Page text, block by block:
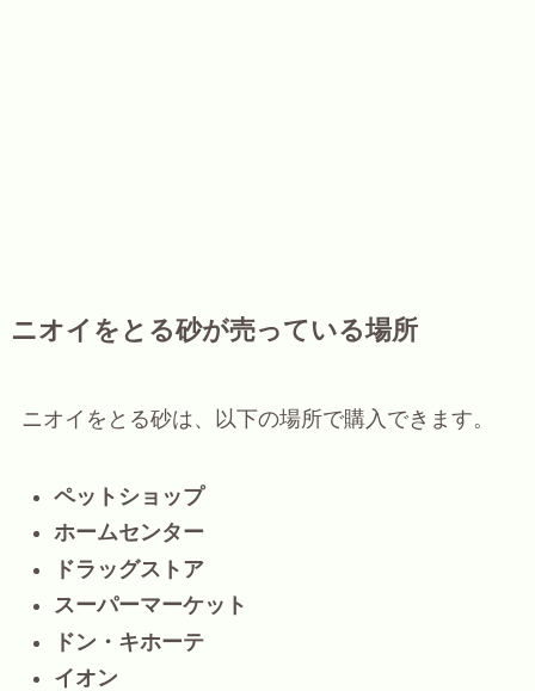
ニオイをとる砂が売っている場所
ニオイをとる砂は、以下の場所で購入できます。
ペットショップ
ホームセンター
ドラッグストア
スーパーマーケット
ドン・キホーテ
イオン